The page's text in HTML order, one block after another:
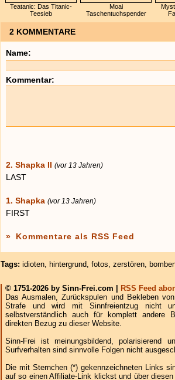
Teatanic: Das Titanic-
Teesieb
Moai
Taschentuchspender
2 KOMMENTARE
Name:
Kommentar:
2. Shapka II (vor 13 Jahren)
LAST
1. Shapka (vor 13 Jahren)
FIRST
» Kommentare als RSS Feed
Tags: idioten, hintergrund, fotos, zerstören,
© 1751-2026 by Sinn-Frei.com |
RSS Feed
Das Ausmalen, Zurückspulen und Bekleben
Strafe und wird mit Sinnfreientzug nicht
selbstverständlich auch für komplett andere
direkten Bezug zu dieser Website.
Sinn-Frei ist meinungsbildend, polarisierend
Surfverhalten sind sinnvolle Folgen nicht
Die mit Sternchen (*) gekennzeichneten Links
auf so einen Affiliate-Link klickst und über